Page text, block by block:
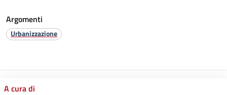
Argomenti
Urbanizzazione
A cura di